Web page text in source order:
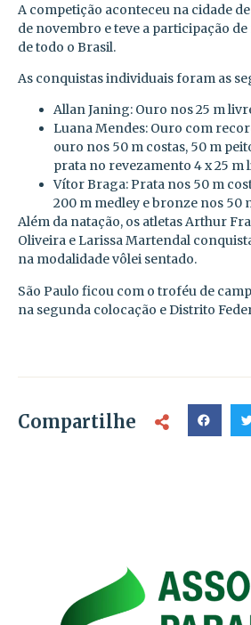
A competição aconteceu na cidade de
de novembro e teve a participação de
de todo o Brasil.
As conquistas individuais foram as
Allan Janing: Ouro nos 25 m
Luana Mendes: Ouro com
ouro nos 50 m costas, 50 m
prata no revezamento 4 x 25 m
Vítor Braga: Prata nos 50 m
200 m medley e bronze nos 50
Além da natação, os atletas Arthur
Oliveira e Larissa Martendal
na modalidade vôlei sentado.
São Paulo ficou com o troféu de
na segunda colocação e Distrito
Compartilhe